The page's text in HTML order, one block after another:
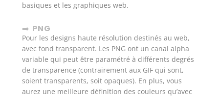
basiques et les graphiques web.
➡️ PNG
Pour les designs haute résolution destinés au web,
avec fond transparent. Les PNG ont un canal alpha
variable qui peut être paramétré à différents degrés
de transparence (contrairement aux GIF qui sont,
soient transparents, soit opaques). En plus, vous
aurez une meilleure définition des couleurs qu’avec